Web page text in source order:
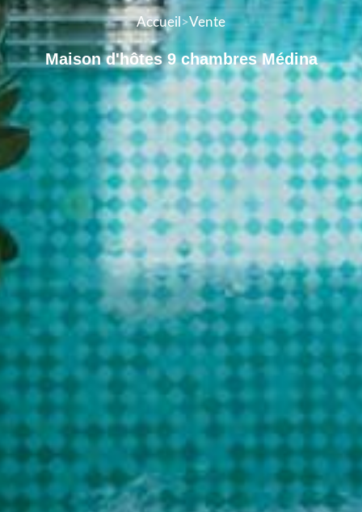
Accueil >Vente
Maison d'hôtes 9 chambres Médina